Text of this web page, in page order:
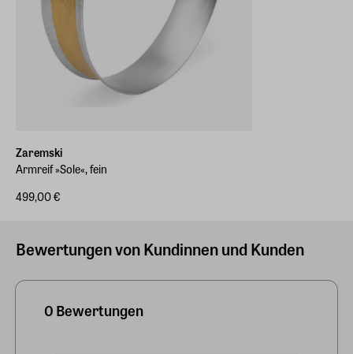
Zaremski
Armreif »Sole«, fein
499,00 €
Bewertungen von Kundinnen und Kunden
0 Bewertungen